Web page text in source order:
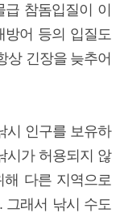
급 참돔입질이 이
방어 등의 입질도
상 긴장을 늦추어
시 인구를 보유하
시가 허용되지 않
다른 지역으로
그래서 낚시 수도